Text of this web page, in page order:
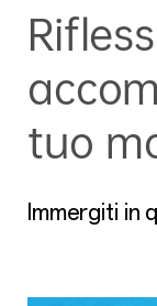
tuo
Immergiti in